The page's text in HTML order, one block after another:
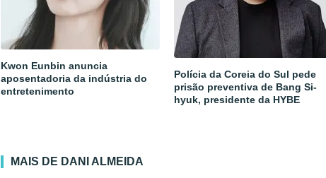
Kwon Eunbin anuncia
aposentadoria da indústria do
entretenimento
Polícia da Coreia do Sul pede
prisão preventiva de Bang Si-
hyuk, presidente da HYBE
MAIS DE DANI ALMEIDA